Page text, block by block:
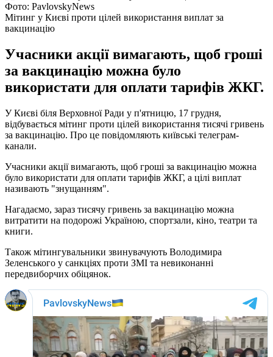
Фото: PavlovskyNews
Мітинг у Києві проти цілей використання виплат за
вакцинацію
Учасники акції вимагають, щоб гроші
за вакцинацію можна було
використати для оплати тарифів ЖКГ.
У Києві біля Верховної Ради у п'ятницю, 17 грудня,
відбувається мітинг проти цілей використання тисячі гривень
за вакцинацію. Про це повідомляють київські телеграм-
канали.
Учасники акції вимагають, щоб гроші за вакцинацію можна
було використати для оплати тарифів ЖКГ, а цілі виплат
називають "знущанням".
Нагадаємо, зараз тисячу гривень за вакцинацію можна
витратити на подорожі Україною, спортзали, кіно, театри та
книги.
Також мітингувальники звинувачують Володимира
Зеленського у санкціях проти ЗМІ та невиконанні
передвиборчих обіцянок.